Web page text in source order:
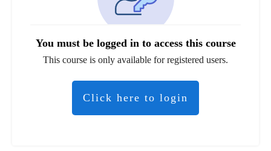
You must be logged in to access this course
This course is only available for registered users.
Click here to login